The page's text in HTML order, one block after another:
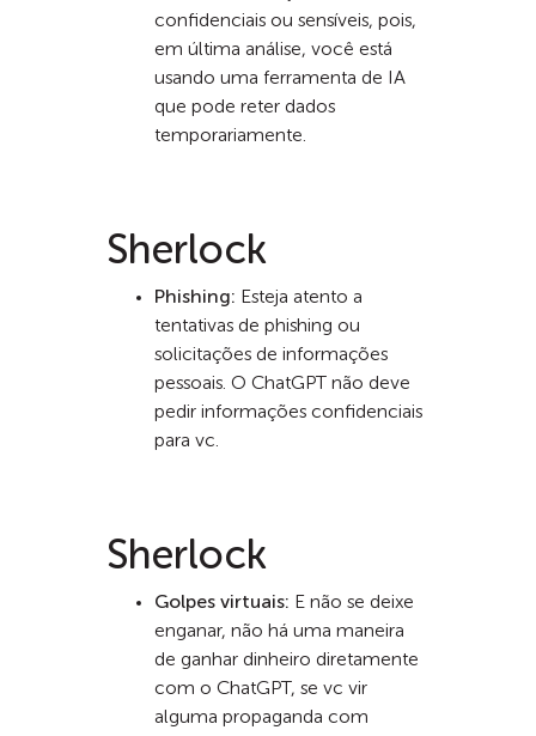
confidenciais ou sensíveis, pois,
em última análise, você está
usando uma ferramenta de IA
que pode reter dados
temporariamente.
Sherlock
Phishing: Esteja atento a
tentativas de phishing ou
solicitações de informações
pessoais. O ChatGPT não deve
pedir informações confidenciais
para vc.
Sherlock
Golpes virtuais: E não se deixe
enganar, não há uma maneira
de ganhar dinheiro diretamente
com o ChatGPT, se vc vir
alguma propaganda com